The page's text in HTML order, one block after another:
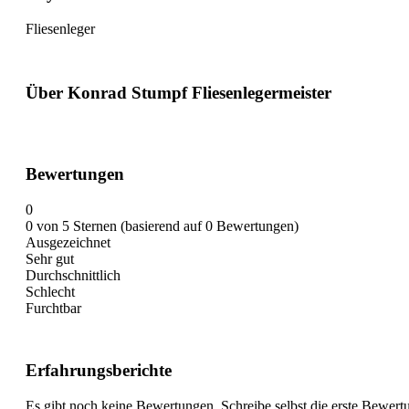
Fliesenleger
Über Konrad Stumpf Fliesenlegermeister
Bewertungen
0
0 von 5 Sternen (basierend auf 0 Bewertungen)
Ausgezeichnet
Sehr gut
Durchschnittlich
Schlecht
Furchtbar
Erfahrungsberichte